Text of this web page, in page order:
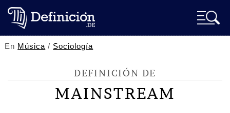
En Música / Sociología
DEFINICIÓN DE
MAINSTREAM